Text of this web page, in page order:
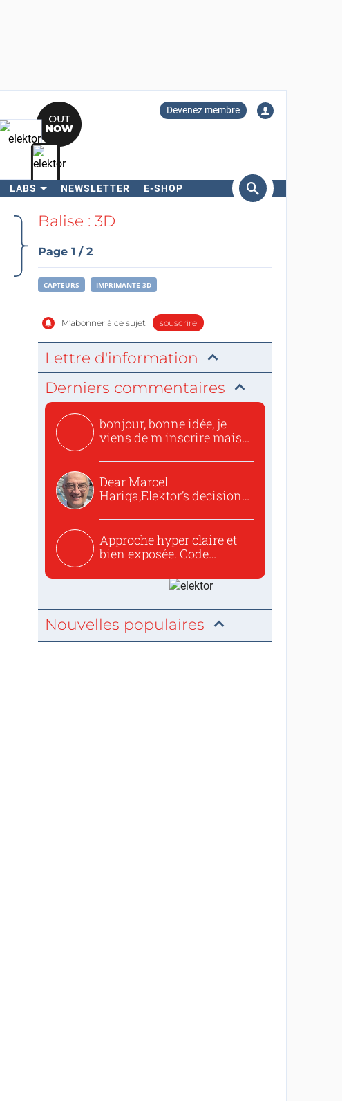
Devenez membre
LABS NEWSLETTER E-SHOP
RechercherBalise : 3D
Page 1 / 2
CAPTEURS IMPRIMANTE 3D
M'abonner à ce sujet souscrire
Lettre d'information
Derniers commentaires
bonjour, bonne idée, je
viens de m inscrire mais
Dear Marcel
Hariga,Elektor’s decision
Approche hyper claire et
bien exposée. Code
Nouvelles populaires